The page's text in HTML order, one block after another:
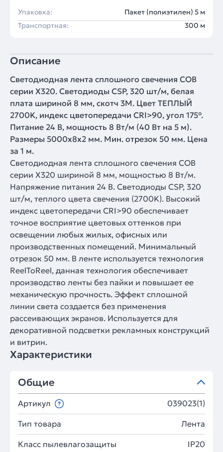
Упаковка:
Пакет (полиэтилен) 5 м
Транспортная:
300 м
Описание
Светодиодная лента сплошного свечения COB
серии X320. Светодиоды CSP, 320 шт/м, белая
плата шириной 8 мм, скотч 3M. Цвет ТЕПЛЫЙ
2700K, индекс цветопередачи CRI>90, угол 175°.
Питание 24 В, мощность 8 Вт/м (40 Вт на 5 м).
Размеры 5000х8х2 мм. Мин. отрезок 50 мм. Цена
за 1 м.
Светодиодная лента сплошного свечения COB
серии X320 шириной 8 мм, мощностью 8 Вт/м.
Напряжение питания 24 В. Светодиоды CSP, 320
шт/м, теплого цвета свечения (2700K). Высокий
индекс цветопередачи CRI>90 обеспечивает
точное восприятие цветовых оттенков при
освещении любых жилых, офисных или
производственных помещений. Минимальный
отрезок 50 мм. В ленте используется технология
ReelToReel, данная технология обеспечивает
производство ленты без пайки и повышает ее
механическую прочность. Эффект сплошной
линии света создается без применения
рассеивающих экранов. Используется для
декоративной подсветки рекламных конструкций
и витрин.
Характеристики
Общие
Артикул 039023(1)
Тип товара Лента
Класс пылевлагозащиты IP20